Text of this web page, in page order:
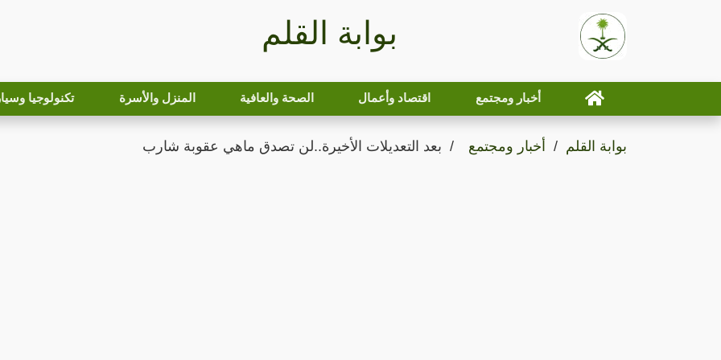
بوابة القلم
أخبار ومجتمع اقتصاد وأعمال الصحة والعافية المنزل والأسرة تكنولوجيا
بوابة القلم أخبار ومجتمع بعد التعديلات الأخيرة..لن تصدق ماهي عقوبة شارب